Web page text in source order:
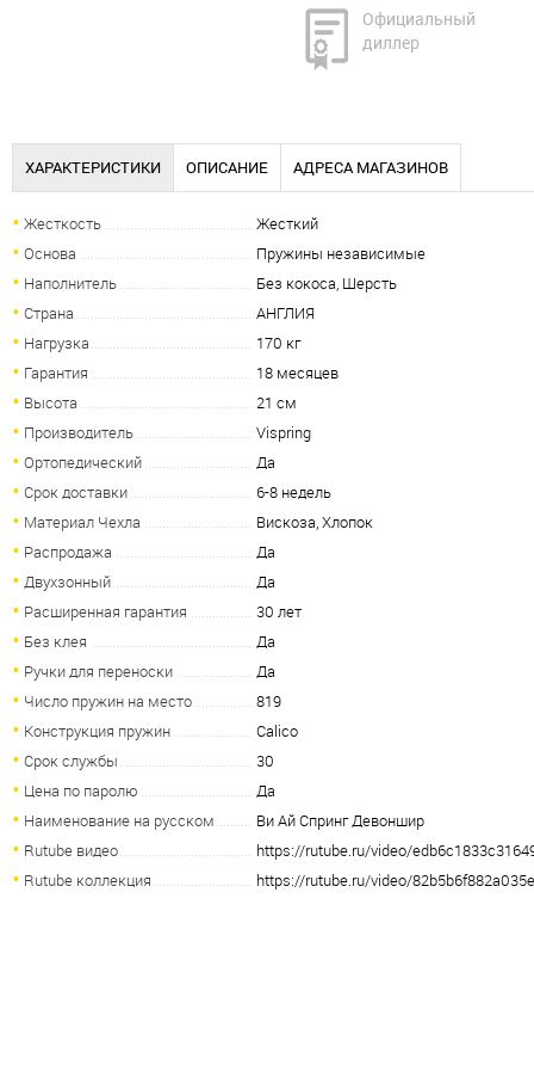
Официальный
диллер
ХАРАКТЕРИСТИКИ ОПИСАНИЕ АДРЕСА МАГАЗИНОВ
Жесткость
Жесткий
Основа
Пружины независимые
Наполнитель
Без кокоса, Шерсть
Страна
АНГЛИЯ
Нагрузка
170 кг
Гарантия
18 месяцев
Высота
21 см
Производитель
Vispring
Ортопедический
Да
Срок доставки
6-8 недель
Материал Чехла
Вискоза, Хлопок
Распродажа
Да
Двухзонный
Да
Расширенная гарантия
30 лет
Без клея
Да
Ручки для переноски
Да
Число пружин на место
819
Конструкция пружин
Calico
Срок службы
30
Цена по паролю
Да
Наименование на русском
Ви Ай Спринг Девоншир
Rutube видео
https://rutube.ru/video/
Rutube коллекция
https://rutube.ru/video/